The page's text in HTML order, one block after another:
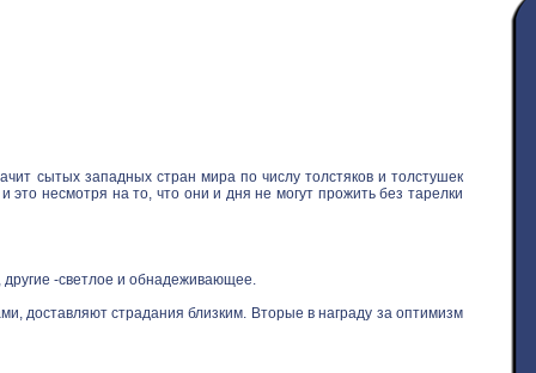
сытых западных стран мира по числу толстяков и толстушек
это несмотря на то, что они и дня не могут прожить без тарелки
другие -светлое и обнадеживающее.
доставляют страдания близким. Вторые в награду за оптимизм